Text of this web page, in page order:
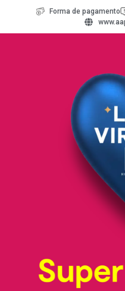
Forma de pagamento